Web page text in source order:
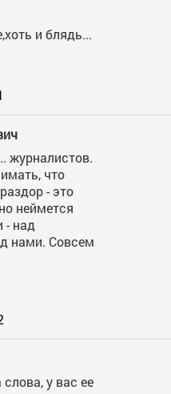
и блядь...
журналистов.
что
- это
неймется
- над
нами. Совсем
у вас ее